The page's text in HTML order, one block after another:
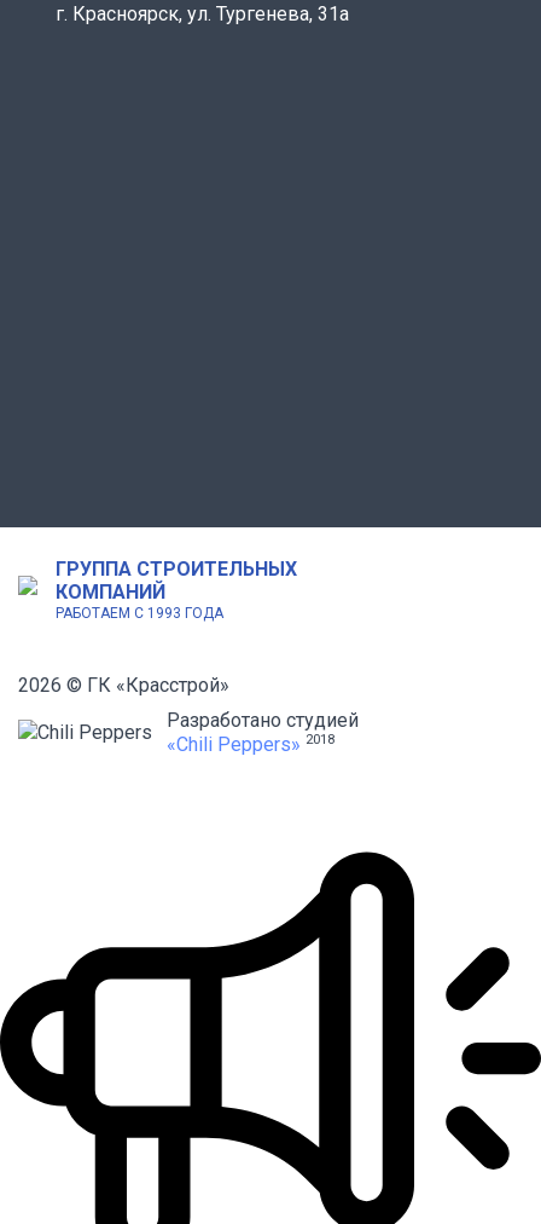
г. Красноярск, ул. Тургенева, 31а
ГРУППА СТРОИТЕЛЬНЫХ
КОМПАНИЙ
РАБОТАЕМ С 1993 ГОДА
2026 © ГК «Красстрой»
Разработано студией
«Chili Peppers» 2018